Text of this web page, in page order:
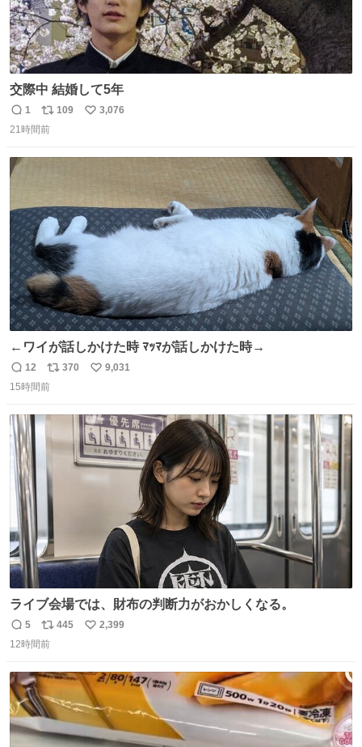
交際中 結婚して5年
返
信
1
リ
ポ
ト
109
い
3,076
21時間前
←ワイが話しかけた時 ﾏｯﾏが話しかけた時→
返
信
12
リ
ポ
数
370
い
数
9,031
15時間前
ライブ会場では、財布の判断力がおかしくなる。
返
信
5
リ
ポ
ト
数
445
い
数
2,399
12時間前